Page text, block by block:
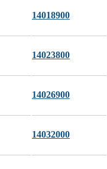
14018900
14023800
14026900
14032000